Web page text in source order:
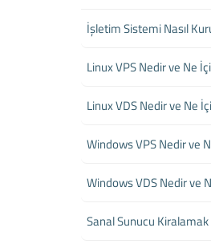
İşletim Sistemi Nasıl
Linux VPS Nedir ve Ne
Linux VDS Nedir ve Ne
Windows VPS Nedir ve
Windows VDS Nedir ve
Sanal Sunucu